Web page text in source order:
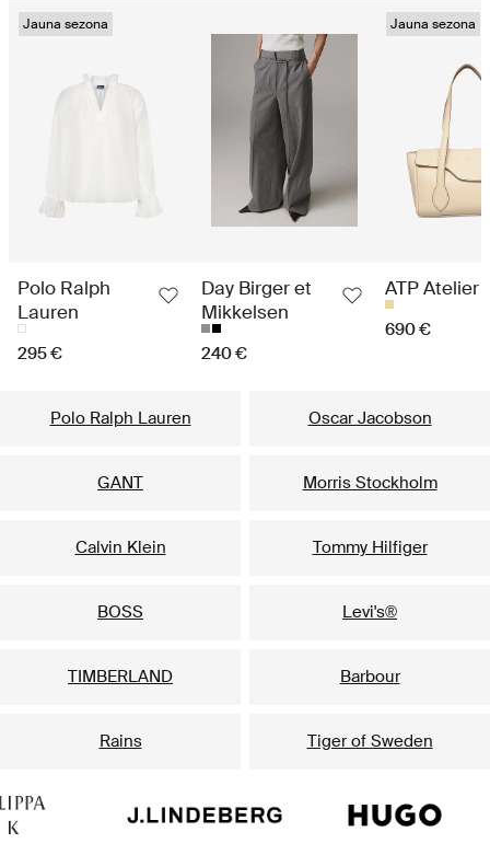
Jauna sezona
Polo Ralph
Lauren
295 €
Day Birger et
Mikkelsen
240 €
Jauna sezona
ATP Atelier
690 €
Polo Ralph Lauren Oscar Jacobson
GANT Morris Stockholm
Calvin Klein Tommy Hilfiger
BOSS Levi's®
TIMBERLAND Barbour
Rains Tiger of Sweden